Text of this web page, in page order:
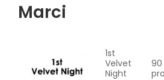
Marci
1st
Velvet
Night
90